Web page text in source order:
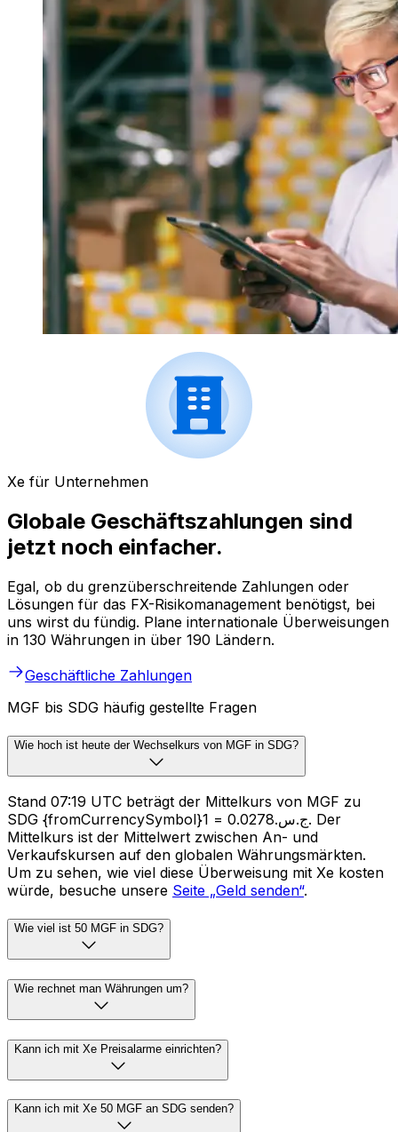
Xe für Unternehmen
Globale Geschäftszahlungen sind
jetzt noch einfacher.
Egal, ob du grenzüberschreitende Zahlungen oder
Lösungen für das FX-Risikomanagement benötigst, bei
uns wirst du fündig. Plane internationale Überweisungen
in 130 Währungen in über 190 Ländern.
Geschäftliche Zahlungen
MGF bis SDG häufig gestellte Fragen
Wie hoch ist heute der Wechselkurs von MGF in SDG?
Stand 07:19 UTC beträgt der Mittelkurs von MGF zu
SDG {fromCurrencySymbol}1 = ج.س.0.0278. Der
Mittelkurs ist der Mittelwert zwischen An- und
Verkaufskursen auf den globalen Währungsmärkten.
Um zu sehen, wie viel diese Überweisung mit Xe kosten
würde, besuche unsere Seite „Geld senden“.
Wie viel ist 50 MGF in SDG?
Wie rechnet man Währungen um?
Kann ich mit Xe Preisalarme einrichten?
Kann ich mit Xe 50 MGF an SDG senden?